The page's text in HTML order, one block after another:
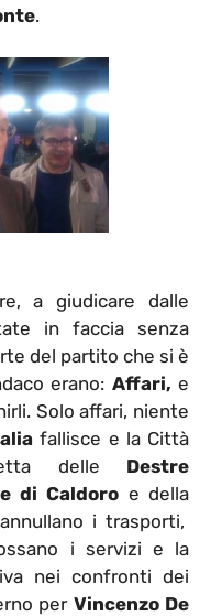
.
a giudicare dalle
in faccia senza
del partito che si è
erano: Affari, e
Solo affari, niente
fallisce e la Città
delle Destre
di Caldoro e della
i trasporti,
i servizi e la
nei confronti dei
per Vincenzo De